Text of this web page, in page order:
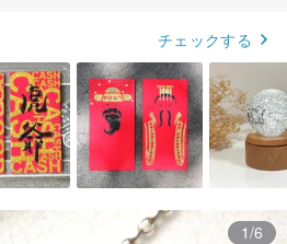
チェックする
1/6